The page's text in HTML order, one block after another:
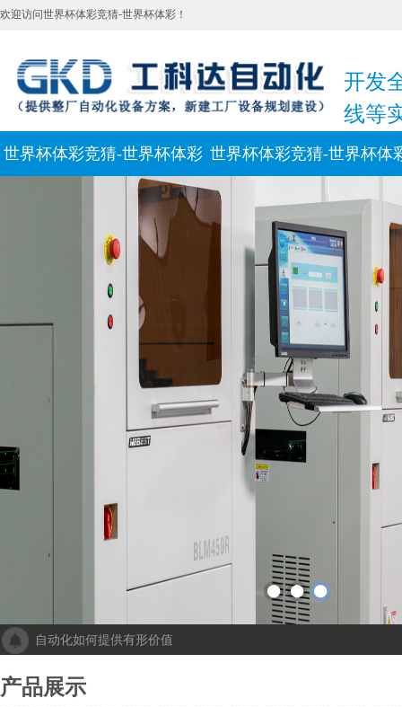
世界杯体彩竞猜-世界杯体彩 世界杯体彩竞猜-世界杯体
联系我们
自动化如何提供有形价值
“未来工厂”啥样？机器人生“匠心”自动化会“上网”
个性化批量生产，灵活性显著提高！Faulhaber加速推动自动化生产
欢迎访问世界杯体彩竞猜-世界杯体彩！
开发
线等
产品展示